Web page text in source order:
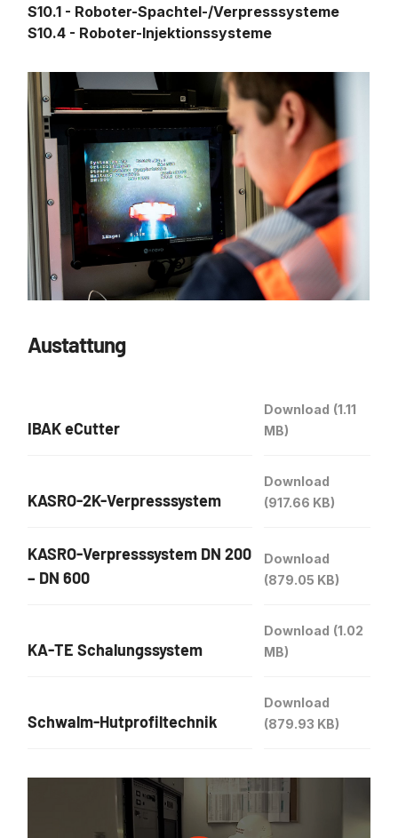
S10.1 - Roboter-Spachtel-/Verpresssysteme
S10.4 - Roboter-Injektionssysteme
Austattung
IBAK eCutter
Download (1.11
MB)
KASRO-2K-Verpresssystem
Download
(917.66 KB)
KASRO-Verpresssystem DN 200
– DN 600
Download
(879.05 KB)
KA-TE Schalungssystem
Download (1.02
MB)
Schwalm-Hutprofiltechnik
Download
(879.93 KB)